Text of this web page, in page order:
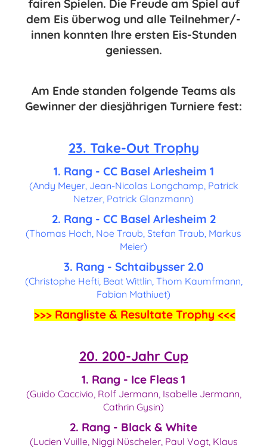
fairen Spielen. Die Freude am Spiel auf
dem Eis überwog und alle Teilnehmer/-
innen konnten Ihre ersten Eis-Stunden
geniessen.
Am Ende standen folgende Teams als
Gewinner der diesjährigen Turniere fest:
23. Take-Out Trophy
1. Rang - CC Basel Arlesheim 1
(Andy Meyer, Jean-Nicolas Longchamp, Patrick
Netzer, Patrick Glanzmann)
2. Rang - CC Basel Arlesheim 2
(Thomas Hoch, Noe Traub, Stefan Traub, Markus
Meier)
3. Rang - Schtaibysser 2.0
(Christophe Hefti, Beat Wittlin, Thom Kaumfmann,
Fabian Mathiuet)
>>> Rangliste & Resultate Trophy <<<
20. 200-Jahr Cup
1. Rang - Ice Fleas 1
(Guido Caccivio, Rolf Jermann, Isabelle Jermann,
Cathrin Gysin)
2. Rang - Black & White
(Lucien Vuille, Niggi Nüscheler, Paul Vogt, Klaus